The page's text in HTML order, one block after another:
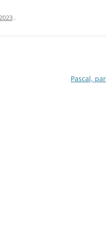
.
Pascal,